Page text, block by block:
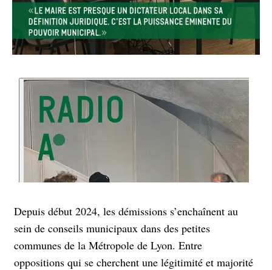
Depuis début 2024, les démissions s’enchaînent au
sein de conseils municipaux dans des petites
communes de la Métropole de Lyon. Entre
oppositions qui se cherchent une légitimité et majorité